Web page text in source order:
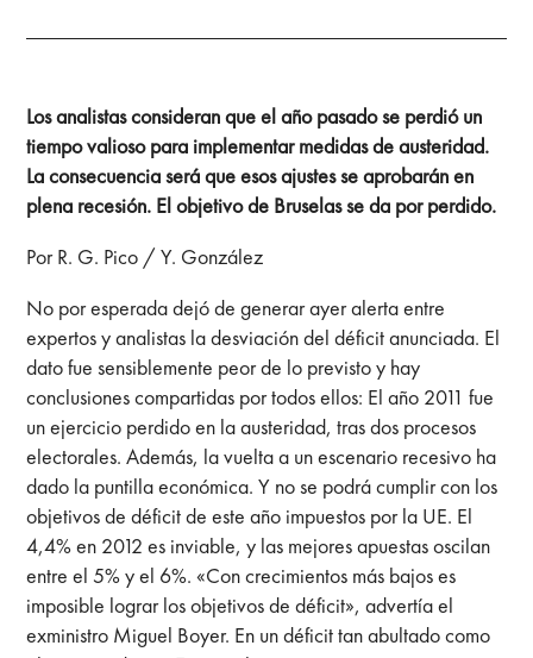
Los analistas consideran que el año pasado se perdió un
tiempo valioso para implementar medidas de austeridad.
La consecuencia será que esos ajustes se aprobarán en
plena recesión. El objetivo de Bruselas se da por perdido.
Por R. G. Pico / Y. González
No por esperada dejó de generar ayer alerta entre
expertos y analistas la desviación del déficit anunciada. El
dato fue sensiblemente peor de lo previsto y hay
conclusiones compartidas por todos ellos: El año 2011 fue
un ejercicio perdido en la austeridad, tras dos procesos
electorales. Además, la vuelta a un escenario recesivo ha
dado la puntilla económica. Y no se podrá cumplir con los
objetivos de déficit de este año impuestos por la UE. El
4,4% en 2012 es inviable, y las mejores apuestas oscilan
entre el 5% y el 6%. «Con crecimientos más bajos es
imposible lograr los objetivos de déficit», advertía el
exministro Miguel Boyer. En un déficit tan abultado como